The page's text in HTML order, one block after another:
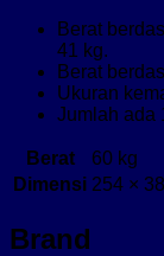
Berat
41 kg.
Berat
Ukuran
Jumlah ada
Berat
60 kg
Dimensi 254 ×
Brand